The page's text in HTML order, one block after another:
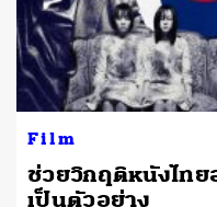
Film
ช่วยวิกฤติหนังไทย
เป็นตัวอย่าง